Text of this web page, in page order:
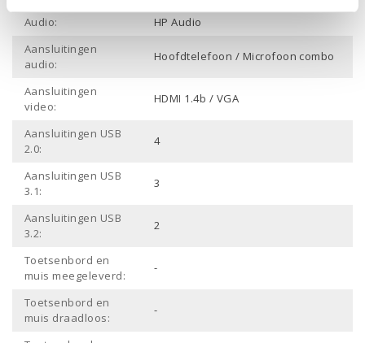
Audio:
HP Audio
Aansluitingen
audio:
Hoofdtelefoon / Microfoon combo
Aansluitingen
video:
HDMI 1.4b / VGA
Aansluitingen USB
2.0:
4
Aansluitingen USB
3.1:
3
Aansluitingen USB
3.2:
2
Toetsenbord en
muis meegeleverd:
-
Toetsenbord en
muis draadloos:
-